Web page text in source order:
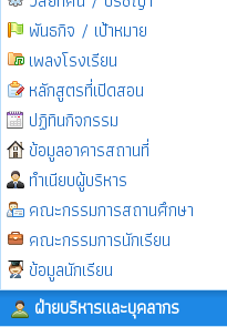
พันธกิจ / เป้าหมาย
เพลงโรงเรียน
หลักสูตรที่เปิดสอน
ปฏิทินกิจกรรม
ข้อมูลอาคารสถานที่
ทำเนียบผู้บริหาร
คณะกรรมการสถานศึกษา
คณะกรรมการนักเรียน
ข้อมูลนักเรียน
ฝ่ายบริหารและบุคลากร